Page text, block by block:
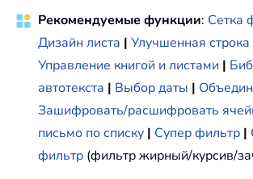
Рекомендуемые функции: Сетка
Дизайн листа | Улучшенная
Управление книгой и листами |
автотекста | Выбор даты |
Зашифровать/расшифровать
письмо по списку | Супер фильтр |
фильтр (фильтр жирный/курсив/